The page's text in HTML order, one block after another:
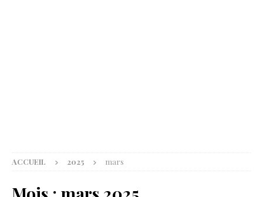
ACCUEIL 2025 mars